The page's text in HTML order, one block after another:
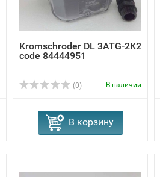
Kromschroder DL 3ATG-2K2
code 84444951
(0) В наличии
В корзину